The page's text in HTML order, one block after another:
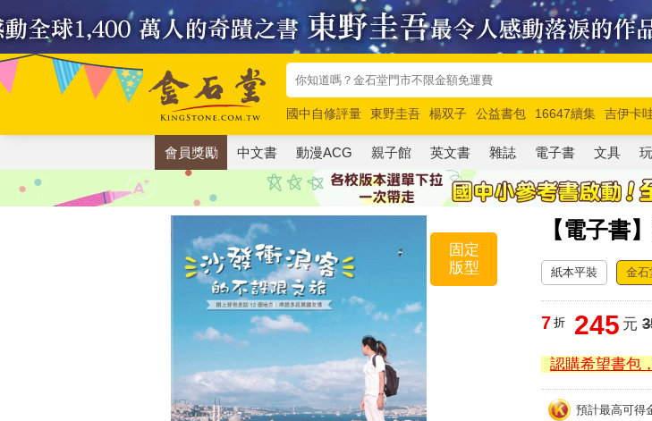
國中自修評量 東野圭吾 楊双子 公益書包 16647續集 吉伊卡
唯紅花綻放
奧德賽 路邊攤新作 馬斯克 玩具總動員5 超慢跑
會員獎勵 中文書 動漫ACG 親子館 英文書 雜誌 電子書 文具
【電子書
固定
版型
紙本平裝 金石
7 折 245 元
認購希望書包
預計最高可得